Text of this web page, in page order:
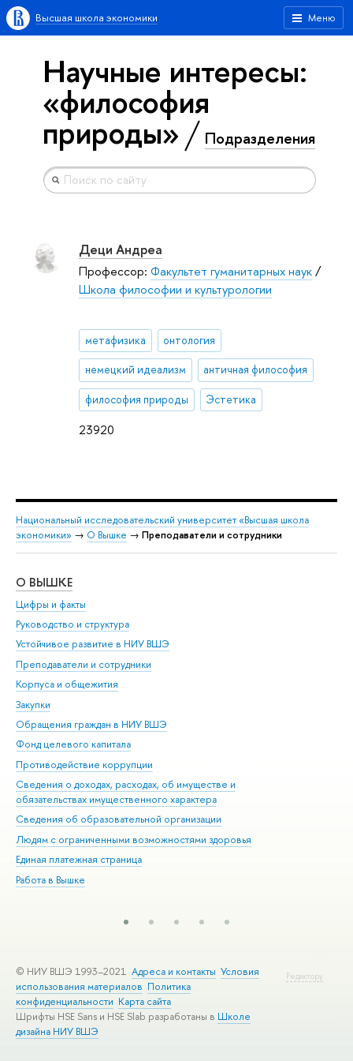
Меню
Высшая школа экономики
Научные интересы:
«философия
природы» Подразделения
23920
Деци Андреа
Профессор: Факультет гуманитарных наук/
Школа философии и культурологии
метафизика онтология
немецкий идеализм античная философия
философия природы Эстетика
Национальный исследовательский университет «Высшая школа
экономики» → О Вышке → Преподаватели и сотрудники
О ВЫШКЕ
Цифры и факты
Руководство и структура
Устойчивое развитие в НИУ ВШЭ
Преподаватели и сотрудники
Корпуса и общежития
Закупки
Обращения граждан в НИУ ВШЭ
Фонд целевого капитала
Противодействие коррупции
Сведения о доходах, расходах, об имуществе и
обязательствах имущественного характера
Сведения об образовательной организации
Людям с ограниченными возможностями здоровья
Единая платежная страница
Работа в Вышке
Редактору
© НИУ ВШЭ 1993–2021 Адреса и контакты Условия
использования материалов Политика
конфиденциальности Карта сайта
Шрифты HSE Sans и HSE Slab разработаны в Школе
дизайна НИУ ВШЭ